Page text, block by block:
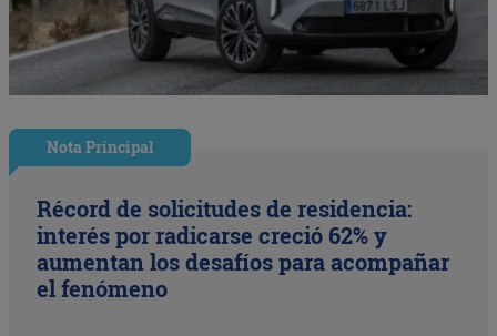
Nota Principal
Récord de solicitudes de residencia:
interés por radicarse creció 62% y
aumentan los desafíos para acompañar
el fenómeno